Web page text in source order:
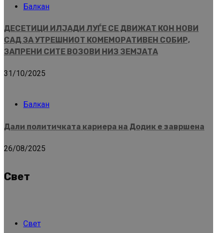
Балкан
ДЕСЕТИЦИ ИЛЈАДИ ЛУЃЕ СЕ ДВИЖАТ КОН НОВИ
САД ЗА УТРЕШНИОТ КОМЕМОРАТИВЕН СОБИР,
ЗАПРЕНИ СИТЕ ВОЗОВИ НИЗ ЗЕМЈАТА
31/10/2025
Балкан
Дали политичката кариера на Додик е завршена
26/08/2025
Свет
Свет